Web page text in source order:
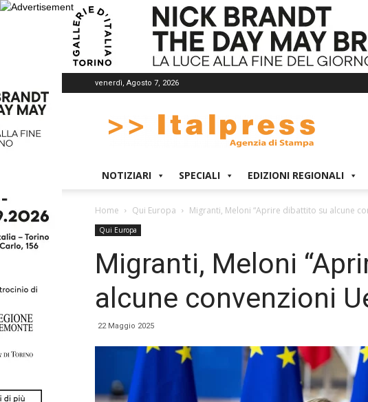
venerdì, Agosto 7, 2026
NOTIZIARI SPECIALI EDIZIONI REGIONALI
Home Qui Europa Migranti, Meloni “Aprire dibattito su alcune
Qui Europa
Migranti, Meloni
alcune convenzioni
22 Maggio 2025